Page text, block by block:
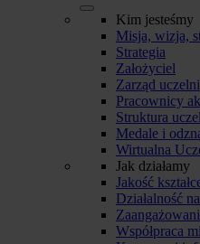
Kim jesteśmy
Misja, wizja,
Strategia
Założyciel
Zarząd uczelni
Pracownicy
Struktura
Medale i
Wirtualna
Jak działamy
Jakość
Działalność
Współpraca